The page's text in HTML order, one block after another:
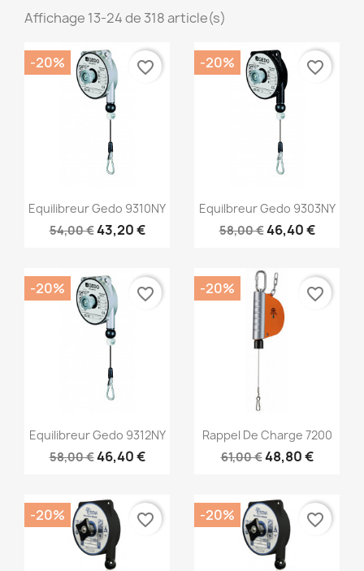
Affichage 13-24 de 318 article(s)
Aperçu rapide
Equilibreur Gedo 9310NY
54,00 €43,20 €
-20% favorite_border
Aperçu rapide
Equilbreur Gedo 9303NY
58,00 €46,40 €
-20% favorite_border
Aperçu rapide
Equilibreur Gedo 9312NY
58,00 €46,40 €
-20% favorite_border
Aperçu rapide
Rappel De Charge 7200
61,00 €48,80 €
-20% favorite_border
-20% favorite_border -20% favorite_border